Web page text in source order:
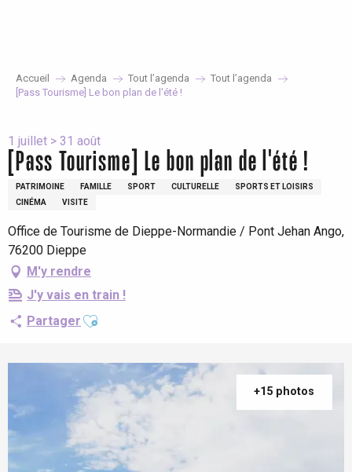
Accueil Agenda Tout l’agenda
Tout l’agenda
[Pass Tourisme] Le bon plan de l'été !
1 juillet > 31 août
[Pass Tourisme] Le bon plan de l'été !
PATRIMOINE FAMILLE SPORT CULTURELLE
SPORTS ET LOISIRS
CINÉMA
VISITE
Office de Tourisme de Dieppe-Normandie / Pont Jehan Ango,
76200 Dieppe
M'y rendre
J'y vais en train !
Partager Ajouter aux favoris
+15 photos